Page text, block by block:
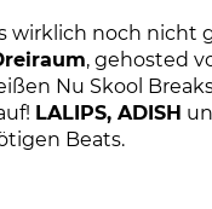
wirklich noch nicht
, gehosted
Nu Skool
LALIPS, ADISH
Beats.